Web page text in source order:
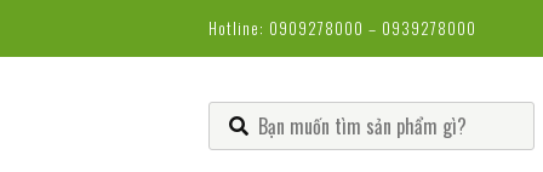
Hotline: 0909278000 – 0939278000